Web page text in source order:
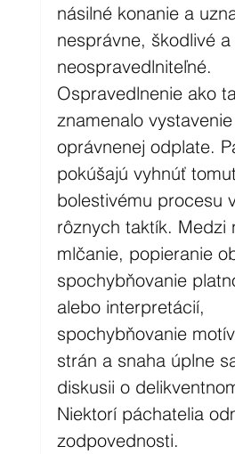
násilné konanie a
nesprávne, škodlivé a
neospravedlniteľné.
Ospravedlnenie ako
znamenalo
oprávnenej odplate.
pokúšajú vyhnúť
bolestivému procesu
rôznych taktík. Medzi
mlčanie, popieranie
spochybňovanie
alebo interpretácií,
spochybňovanie
strán a snaha úplne
diskusii o
Niektorí páchatelia
zodpovednosti.